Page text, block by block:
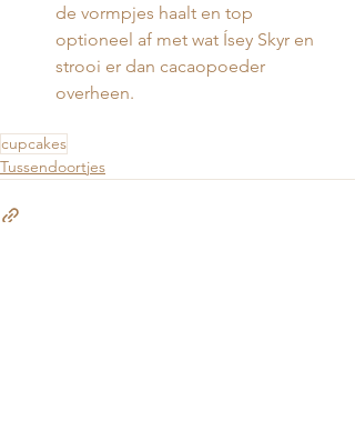
de vormpjes haalt en top
optioneel af met wat Ísey Skyr en
strooi er dan cacaopoeder
overheen.
cupcakes
Tussendoortjes